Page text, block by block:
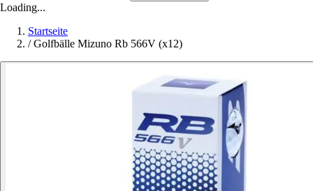
Loading...
Startseite
/ Golfbälle Mizuno Rb 566V (x12)